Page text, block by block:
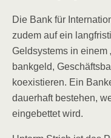
Die Bank für
zudem auf ein
Geld­sys­tems in einem
bank­geld,
koexis­tie­ren. Ein
dau­er­haft bestehen,
ein­ge­bet­tet wird.